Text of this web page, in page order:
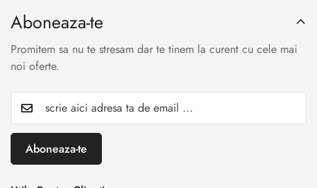
Aboneaza-te
Promitem sa nu te stresam dar te tinem la curent cu cele mai
noi oferte.
Aboneaza-te